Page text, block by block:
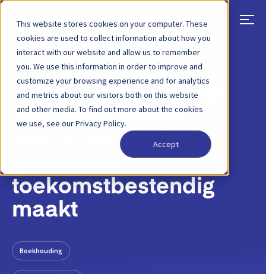
This website stores cookies on your computer. These
cookies are used to collect information about how you
interact with our website and allow us to remember
you. We use this information in order to improve and
customize your browsing experience and for analytics
and metrics about our visitors both on this website
and other media. To find out more about the cookies
we use, see our Privacy Policy.
Accept
TERUG BLOGBERICHT 2 APRIL 2025
Nieuwe gids: AI voor
financiële teams —
Hoe u uw financiële
toekomstbestendig
maakt
Boekhouding